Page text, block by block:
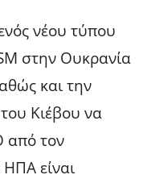
νέου τύπου
στην Ουκρανία
και την
Κιέβου να
από τον
ΗΠΑ είναι